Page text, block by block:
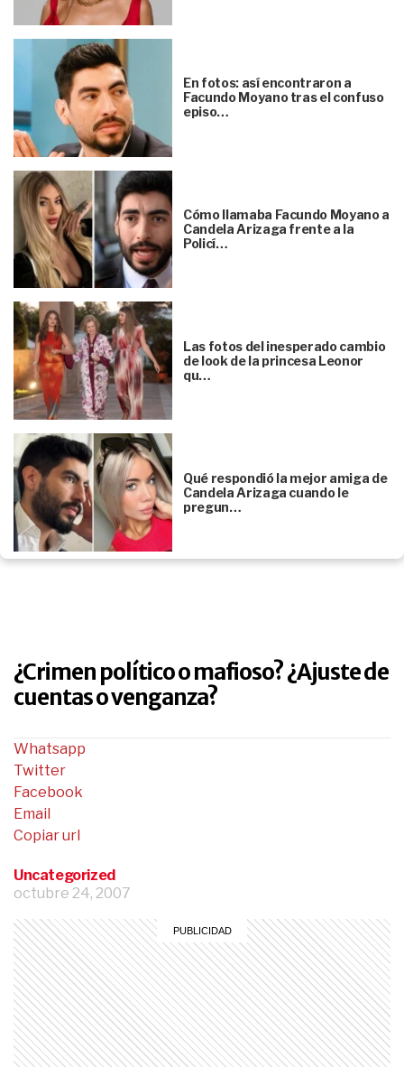
En fotos: así encontraron a
Facundo Moyano tras el confuso
episo…
Cómo llamaba Facundo Moyano a
Candela Arizaga frente a la
Policí…
Las fotos del inesperado cambio
de look de la princesa Leonor
qu…
Qué respondió la mejor amiga de
Candela Arizaga cuando le
pregun…
¿Crimen político o mafioso? ¿Ajuste de
cuentas o venganza?
Uncategorized
octubre 24, 2007
Whatsapp
Twitter
Facebook
Email
Copiar url